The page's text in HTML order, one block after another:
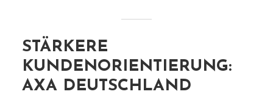
STÄRKERE
KUNDENORIENTIERUNG:
AXA DEUTSCHLAND